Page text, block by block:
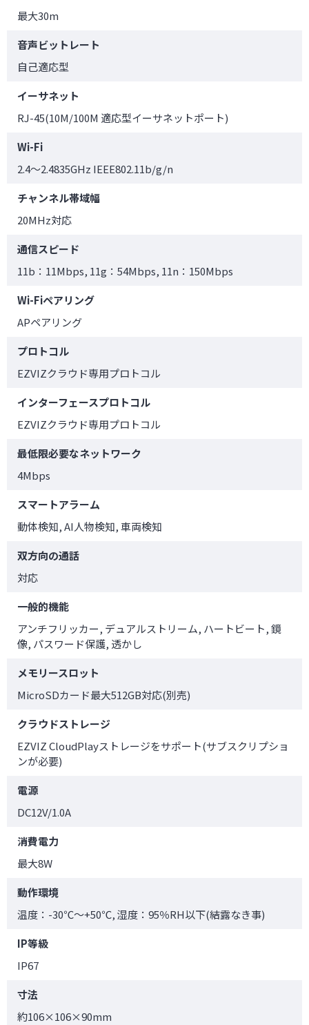
最大30m
音声ビットレート
自己適応型
イーサネット
RJ-45(10M/100M 適応型イーサネットポート)
Wi-Fi
2.4～2.4835GHz IEEE802.11b/g/n
チャンネル帯域幅
20MHz対応
通信スピード
11b：11Mbps, 11g：54Mbps, 11n：150Mbps
Wi-Fiペアリング
APペアリング
プロトコル
EZVIZクラウド専用プロトコル
インターフェースプロトコル
EZVIZクラウド専用プロトコル
最低限必要なネットワーク
4Mbps
スマートアラーム
動体検知, AI人物検知, 車両検知
双方向の通話
対応
一般的機能
アンチフリッカー, デュアルストリーム, ハートビート, 鏡
像, パスワード保護, 透かし
メモリースロット
MicroSDカード最大512GB対応(別売)
クラウドストレージ
EZVIZ CloudPlayストレージをサポート(サブスクリプショ
ンが必要)
電源
DC12V/1.0A
消費電力
最大8W
動作環境
温度：-30℃～+50℃, 湿度：95％RH以下(結露なき事)
IP等級
IP67
寸法
約106×106×90mm